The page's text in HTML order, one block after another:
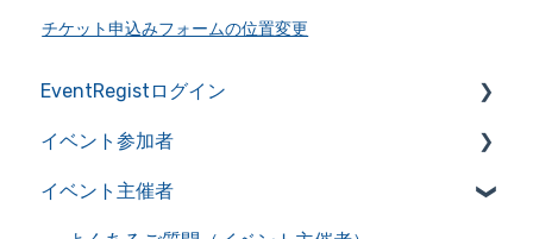
チケット申込みフォームの位置変更
EventRegistログイン
アカウントの作成・管理
アカウント情報を管理
イベント参加者
よくあるご質問（イベント参加者）
イベント主催者